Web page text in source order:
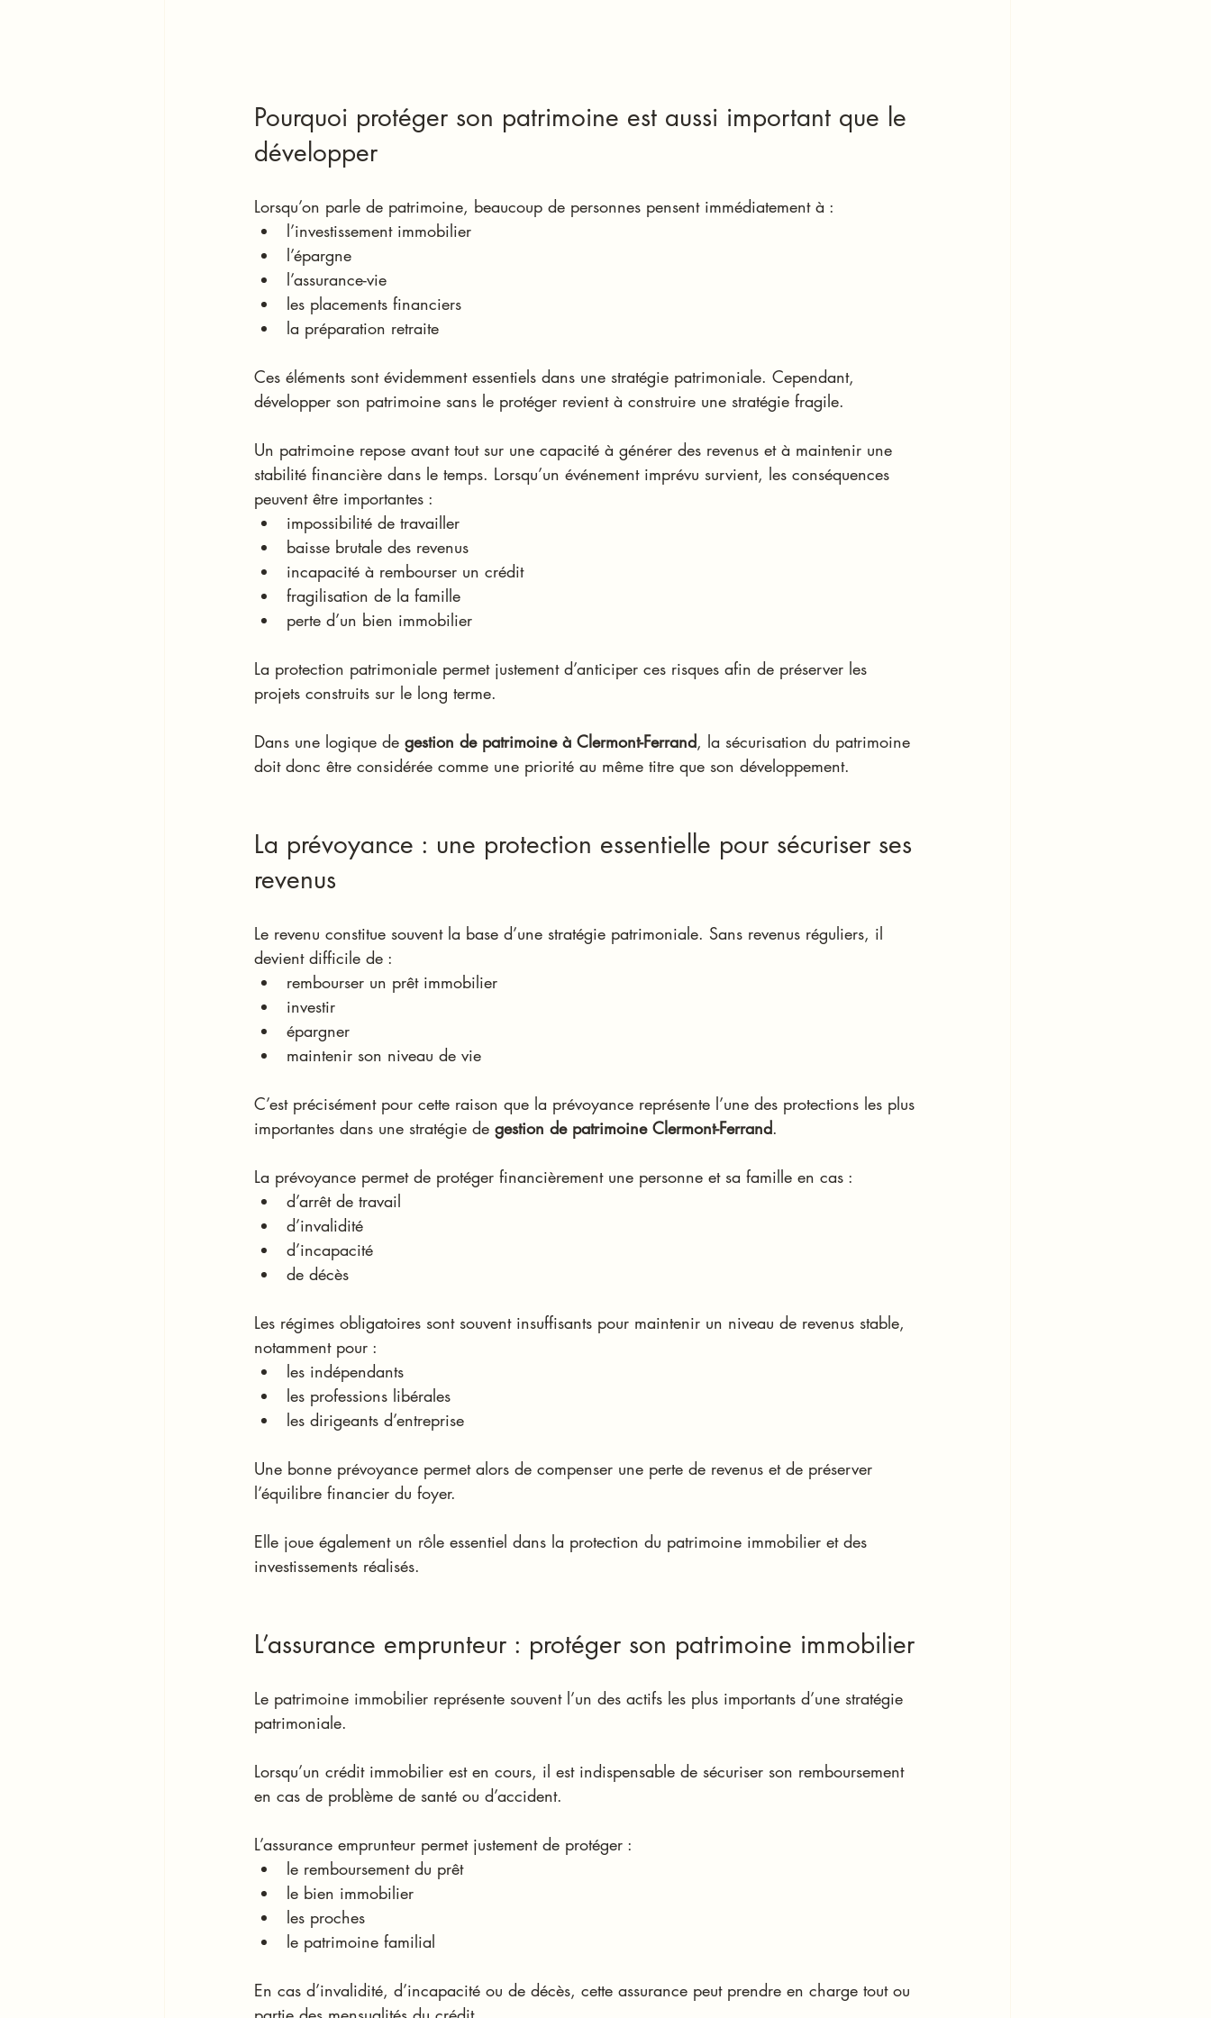
Pourquoi protéger son patrimoine est aussi important que le
développer
Lorsqu’on parle de patrimoine, beaucoup de personnes pensent immédiatement à :
l’investissement immobilier
l’épargne
l’assurance-vie
les placements financiers
la préparation retraite
Ces éléments sont évidemment essentiels dans une stratégie patrimoniale. Cependant,
développer son patrimoine sans le protéger revient à construire une stratégie fragile.
Un patrimoine repose avant tout sur une capacité à générer des revenus et à maintenir une
stabilité financière dans le temps. Lorsqu’un événement imprévu survient, les conséquences
peuvent être importantes :
impossibilité de travailler
baisse brutale des revenus
incapacité à rembourser un crédit
fragilisation de la famille
perte d’un bien immobilier
La protection patrimoniale permet justement d’anticiper ces risques afin de préserver les
projets construits sur le long terme.
Dans une logique de gestion de patrimoine à Clermont-Ferrand, la sécurisation du patrimoine
doit donc être considérée comme une priorité au même titre que son développement.
La prévoyance : une protection essentielle pour sécuriser ses
revenus
Le revenu constitue souvent la base d’une stratégie patrimoniale. Sans revenus réguliers, il
devient difficile de :
rembourser un prêt immobilier
investir
épargner
maintenir son niveau de vie
C’est précisément pour cette raison que la prévoyance représente l’une des protections les plus
importantes dans une stratégie de gestion de patrimoine Clermont-Ferrand.
La prévoyance permet de protéger financièrement une personne et sa famille en cas :
d’arrêt de travail
d’invalidité
d’incapacité
de décès
Les régimes obligatoires sont souvent insuffisants pour maintenir un niveau de revenus stable,
notamment pour :
les indépendants
les professions libérales
les dirigeants d’entreprise
Une bonne prévoyance permet alors de compenser une perte de revenus et de préserver
l’équilibre financier du foyer.
Elle joue également un rôle essentiel dans la protection du patrimoine immobilier et des
investissements réalisés.
L’assurance emprunteur : protéger son patrimoine immobilier
Le patrimoine immobilier représente souvent l’un des actifs les plus importants d’une stratégie
patrimoniale.
Lorsqu’un crédit immobilier est en cours, il est indispensable de sécuriser son remboursement
en cas de problème de santé ou d’accident.
L’assurance emprunteur permet justement de protéger :
le remboursement du prêt
le bien immobilier
les proches
le patrimoine familial
En cas d’invalidité, d’incapacité ou de décès, cette assurance peut prendre en charge tout ou